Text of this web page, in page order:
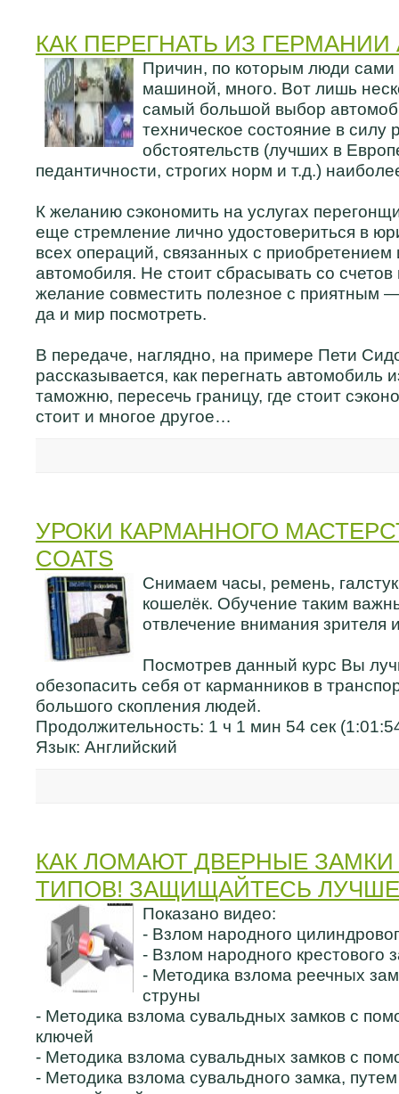
КАК ПЕРЕГНАТЬ ИЗ
Причин, по которым люди сами
машиной, много. Вот лишь
самый большой выбор
техническое состояние в силу
обстоятельств (лучших в
педантичности, строгих норм и т.д.)
К желанию сэкономить на услугах
еще стремление лично удостовериться в
всех операций, связанных с
автомобиля. Не стоит сбрасывать со
желание совместить полезное с приятным
да и мир посмотреть.
В передаче, наглядно, на примере Пети
рассказывается, как перегнать автомобиль
таможню, пересечь границу, где стоит
стоит и многое другое…
УРОКИ КАРМАННОГО
COATS
Снимаем часы, ремень,
кошелёк. Обучение таким
отвлечение внимания зрителя
Посмотрев данный курс Вы
обезопасить себя от карманников в
большого скопления людей.
Продолжительность: 1 ч 1 мин 54 сек
Язык: Английский
КАК ЛОМАЮТ ДВЕРНЫЕ
ТИПОВ! ЗАЩИЩАЙТЕСЬ
Показано видео:
- Взлом народного
- Взлом народного крестового
- Методика взлома реечных
струны
- Методика взлома сувальдных замков с
ключей
- Методика взлома сувальдных замков с
- Методика взлома сувальдного замка,